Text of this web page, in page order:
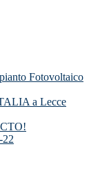
Fotovoltaico
a Lecce
22